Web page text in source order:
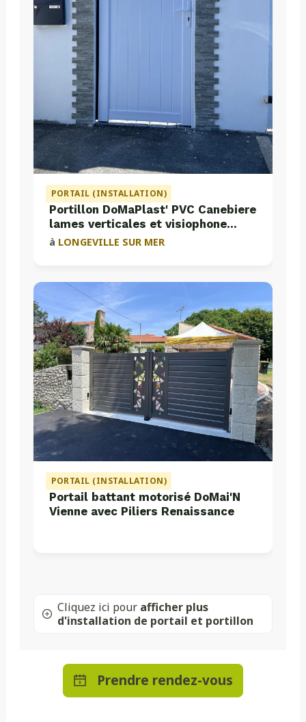
PORTAIL (INSTALLATION)
Portillon DoMaPlast' PVC Canebiere
lames verticales et visiophone
Aiphone
à LONGEVILLE SUR MER
PORTAIL (INSTALLATION)
Portail battant motorisé DoMai'N
Vienne avec Piliers Renaissance
Cliquez ici pour afficher plus
d'installation de portail et portillon
Prendre rendez-vous